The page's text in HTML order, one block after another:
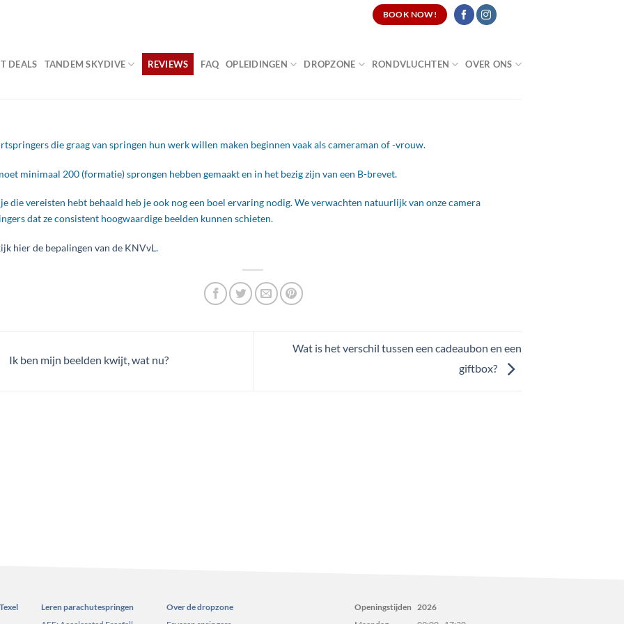
BOOK NOW!
DEALS TANDEM SKYDIVE REVIEWS FAQ OPLEIDINGEN DROPZONE RONDVLUCHTEN OVER ONS
die graag van springen hun werk willen maken beginnen vaak als cameraman of -vrouw.
minimaal 200 (formatie) sprongen hebben gemaakt en in het bezig zijn van een B-brevet.
die vereisten hebt behaald heb je ook nog een boel ervaring nodig. We verwachten natuurlijk van onze camera
dat ze consistent hoogwaardige beelden kunnen schieten.
hier de bepalingen van de KNVvL.
Ik ben mijn beelden kwijt, wat nu?
Wat is het verschil tussen een cadeaubon en een
giftbox?
Leren parachutespringen
Over de dropzone
Openingstijden 2026